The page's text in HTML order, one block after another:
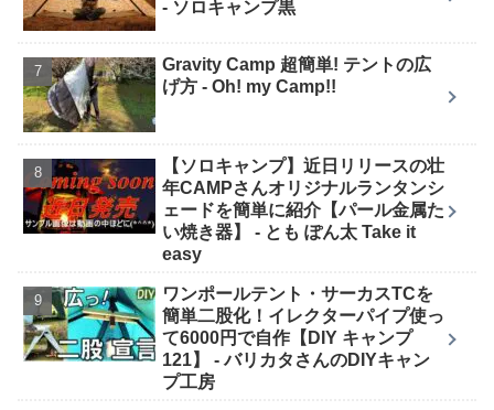
- ソロキャンプ黒
Gravity Camp 超簡単! テントの広
げ方 - Oh! my Camp!!
【ソロキャンプ】近日リリースの壮
年CAMPさんオリジナルランタンシ
ェードを簡単に紹介【パール金属た
い焼き器】 - とも ぽん太 Take it
easy
ワンポールテント・サーカスTCを
簡単二股化！イレクターパイプ使っ
て6000円で自作【DIY キャンプ
121】 - バリカタさんのDIYキャン
プ工房